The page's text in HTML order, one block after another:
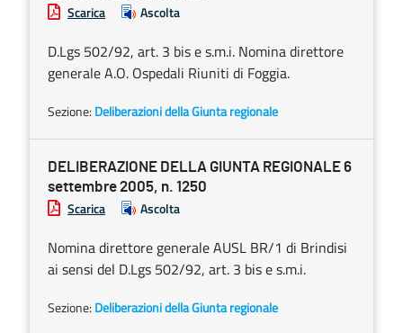
Scarica Ascolta
D.Lgs 502/92, art. 3 bis e s.m.i. Nomina direttore
generale A.O. Ospedali Riuniti di Foggia.
Sezione: Deliberazioni della Giunta regionale
DELIBERAZIONE DELLA GIUNTA REGIONALE 6
settembre 2005, n. 1250
Scarica Ascolta
Nomina direttore generale AUSL BR/1 di Brindisi
ai sensi del D.Lgs 502/92, art. 3 bis e s.m.i.
Sezione: Deliberazioni della Giunta regionale